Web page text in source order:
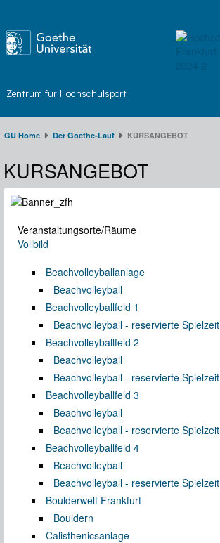
Zentrum für Hochschulsport
GU Home Der Goethe-Lauf​ KURSANGEBOT
KURSANGEBOT
Veranstaltungsorte/Räume
Vollbild
Beachvolleyballanlage
Beachvolleyball
Beachvolleyballfeld 1
Beachvolleyball - reservierte Spielzeit
Beachvolleyballfeld 2
Beachvolleyball
Beachvolleyball - reservierte Spielzeit
Beachvolleyballfeld 3
Beachvolleyball
Beachvolleyball - reservierte Spielzeit
Beachvolleyballfeld 4
Beachvolleyball
Beachvolleyball - reservierte Spielzeit
Boulderwelt Frankfurt
Bouldern
Calisthenicsanlage